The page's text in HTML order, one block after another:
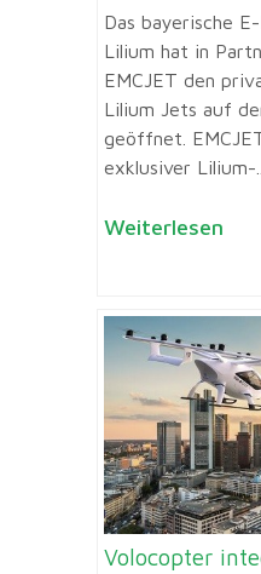
Das bayerische
Lilium hat in
EMCJET den
Lilium Jets auf
geöffnet.
exklusiver Lilium-...
Weiterlesen
Volocopter